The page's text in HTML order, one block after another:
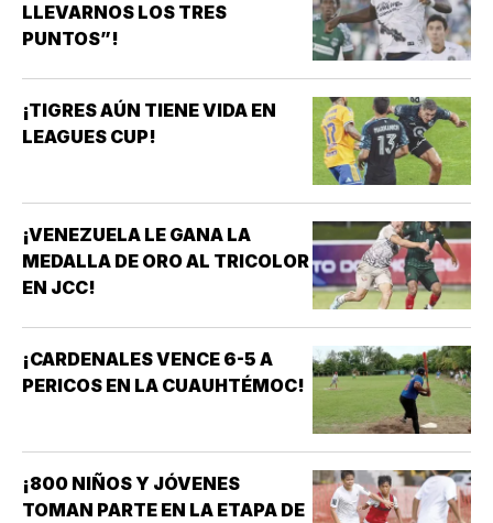
LLEVARNOS LOS TRES
PUNTOS”!
¡TIGRES AÚN TIENE VIDA EN
LEAGUES CUP!
¡VENEZUELA LE GANA LA
MEDALLA DE ORO AL TRICOLOR
EN JCC!
¡CARDENALES VENCE 6-5 A
PERICOS EN LA CUAUHTÉMOC!
¡800 NIÑOS Y JÓVENES
TOMAN PARTE EN LA ETAPA DE